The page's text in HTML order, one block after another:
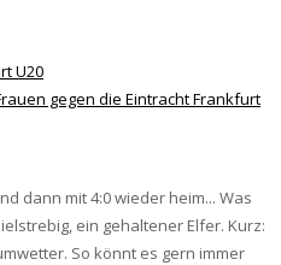
gegen die Eintracht Frankfurt
dann mit 4:0 wieder heim... Was
ein gehaltener Elfer. Kurz:
So könnt es gern immer